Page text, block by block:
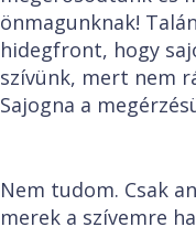
önmagunknak!
hidegfront, hogy
szívünk, mert nem
Sajogna a
Nem tudom. Csak
merek a szívemre